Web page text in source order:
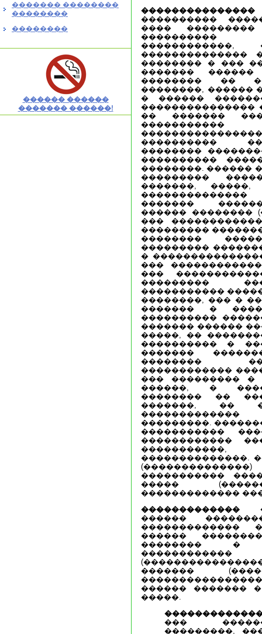
������� ��������
��������
��������
������ ������
������� ������!
���������������
����������
���� ���������
����������
������������,
��������������
�������� � ���
�������
�������� ��
��������, ������
� ������
���������������
�� �������
����������
��������
����������
��������. ������
���������
�������,
�������
������ ��������
���
���������
��������
���������
�
���
���
���������
�����������
��������, ��� �
������� �
����������
������� ������
�����, ��
���������� �
�������
��������
������������
��� ��������� �
������, �
�������� ��
�������, ��
���������.
�����������
������������
��������������.
�����������
�����
�������������
�������������
������
�������������
������
�������� �
�������
������ �������
�����.
���
���������,